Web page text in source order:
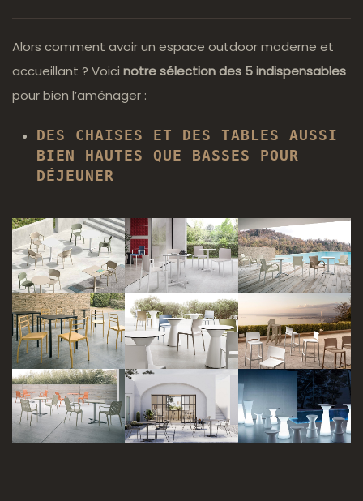
Alors comment avoir un espace outdoor moderne et
accueillant ? Voici notre sélection des 5 indispensables
pour bien l’aménager :
DES CHAISES ET DES TABLES AUSSI
BIEN HAUTES QUE BASSES POUR
DÉJEUNER